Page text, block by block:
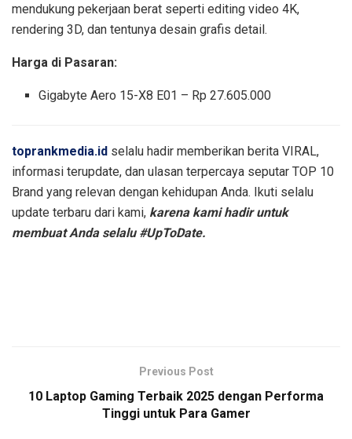
mendukung pekerjaan berat seperti editing video 4K,
rendering 3D, dan tentunya desain grafis detail.
Harga di Pasaran:
Gigabyte Aero 15-X8 E01 – Rp 27.605.000
toprankmedia.id selalu hadir memberikan berita VIRAL,
informasi terupdate, dan ulasan terpercaya seputar TOP 10
Brand yang relevan dengan kehidupan Anda. Ikuti selalu
update terbaru dari kami, karena kami hadir untuk
membuat Anda selalu #UpToDate.
Previous Post
10 Laptop Gaming Terbaik 2025 dengan Performa
Tinggi untuk Para Gamer